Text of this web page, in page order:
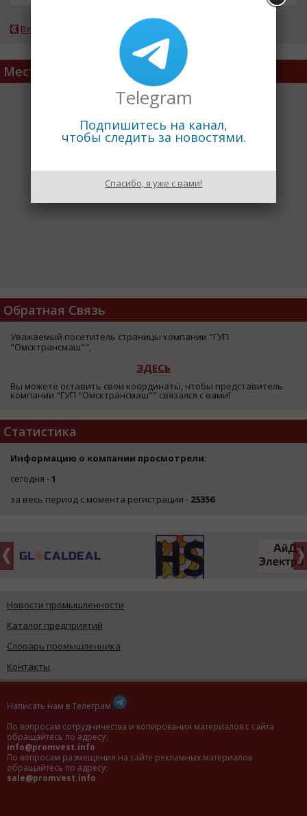
Вернуться к каталогу
Место расположения
Обратная Связь
Уважаемый посетитель страницы компании "ГУП
"Омсктрансмаш"",
ЗДЕСЬ
Вы можете оставить свои координаты, чтобы представитель
компании "ГУП "Омсктрансмаш"" связался с вами!
Статистика
Информацию о компании просмотрели:
сегодня -1
за весь период с момента регистрации - 25356
Новости промышленности
Каталог предприятий
Словарь промышленника
Контакты
Написать нам в Телеграм
По вопросам сотрудничества и копирования материалов с сайта
обращайтесь по адресу:
info@promvest.info
По вопросам размещения на сайте рекламных материалов
обращайтесь по адресу:
sale@promvest.info
Telegram
Подпишитесь на канал,
чтобы следить за новостями.
Спасибо, я уже с вами!